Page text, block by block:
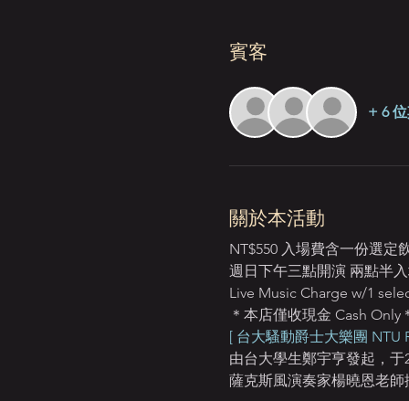
賓客
+ 6
關於本活動
NT$550 入場費含一份選定
週日下午三點開演 兩點半
Live Music Charge w/1
＊本店僅收現金 Cash Only
[ 台大騷動爵士大樂團 NTU
由台大學生鄭宇亨發起，
薩克斯風演奏家楊曉恩老